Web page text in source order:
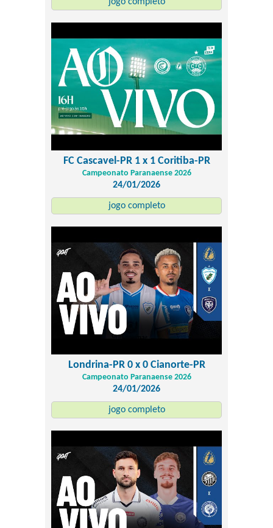
FC Cascavel-PR 1 x 1 Coritiba-PR
Campeonato Paranaense 2026
24/01/2026
jogo completo
Londrina-PR 0 x 0 Cianorte-PR
Campeonato Paranaense 2026
24/01/2026
jogo completo